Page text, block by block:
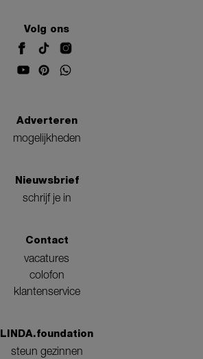
Volg ons
Adverteren
mogelijkheden
Nieuwsbrief
schrijf je in
Contact
vacatures
colofon
klantenservice
LINDA.foundation
steun gezinnen